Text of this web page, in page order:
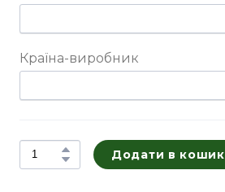
Країна-виробник
Додати в кошик